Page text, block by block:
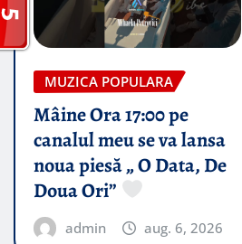
MUZICA POPULARA
Mâine Ora 17:00 pe
canalul meu se va lansa
noua piesă „ O Data, De
Doua Ori”
admin aug. 6, 2026